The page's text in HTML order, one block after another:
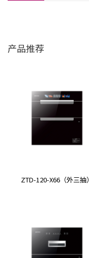
产品推荐
ZTD-120-X66（外三抽）